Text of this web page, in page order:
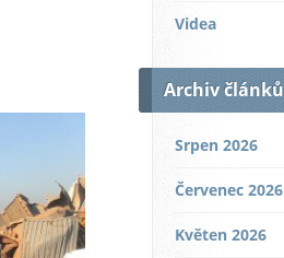
Videa
Archiv článků
Srpen 2026
Červenec 2026
Květen 2026